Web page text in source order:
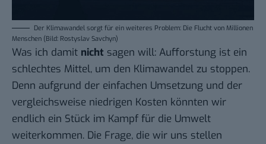
Der Klimawandel sorgt für ein weiteres Problem: Die Flucht von Millionen
Menschen (Bild: Rostyslav Savchyn)
Was ich damit nicht sagen will: Aufforstung ist ein
schlechtes Mittel, um den Klimawandel zu stoppen.
Denn aufgrund der einfachen Umsetzung und der
vergleichsweise niedrigen Kosten könnten wir
endlich ein Stück im Kampf für die Umwelt
weiterkommen. Die Frage, die wir uns stellen